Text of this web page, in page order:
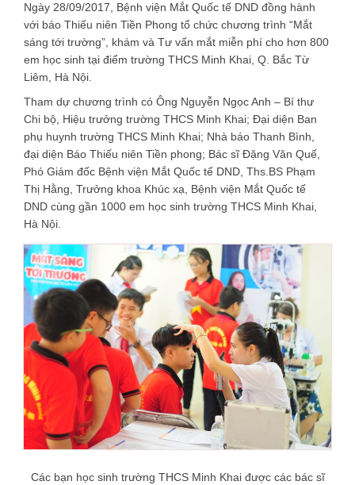
Ngày 28/09/2017, Bệnh viện Mắt Quốc tế DND đồng hành
với báo Thiếu niên Tiền Phong tổ chức chương trình “Mắt
sáng tới trường”, khám và Tư vấn mắt miễn phí cho hơn 800
em học sinh tại điểm trường THCS Minh Khai, Q. Bắc Từ
Liêm, Hà Nội.
Tham dự chương trình có Ông Nguyễn Ngọc Anh – Bí thư
Chi bộ, Hiệu trưởng trường THCS Minh Khai; Đại diện Ban
phụ huynh trường THCS Minh Khai; Nhà báo Thanh Bình,
đại diện Báo Thiếu niên Tiền phong; Bác sĩ Đặng Văn Quế,
Phó Giám đốc Bệnh viện Mắt Quốc tế DND, Ths.BS Phạm
Thị Hằng, Trưởng khoa Khúc xạ, Bệnh viện Mắt Quốc tế
DND cùng gần 1000 em học sinh trường THCS Minh Khai,
Hà Nội.
Các bạn học sinh trường THCS Minh Khai được các bác sĩ